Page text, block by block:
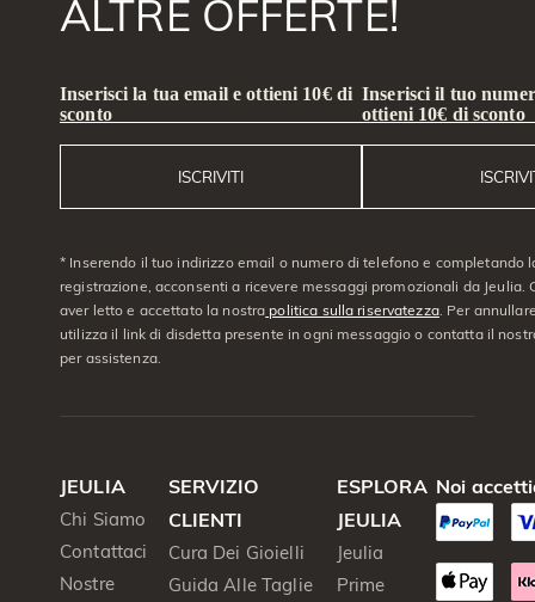
ALTRE OFFERTE!
Inserisci la tua email e ottieni 10€ di
sconto
ISCRIVITI
Inserisci il tuo
ottieni 10€ di sconto
* Inserendo il tuo indirizzo email o numero di telefono e completando
registrazione, acconsenti a ricevere messaggi promozionali da Jeulia.
aver letto e accettato la nostra politica sulla riservatezza. Per
utilizza il link di disdetta presente in ogni messaggio o contatta il
per assistenza.
JEULIA
Chi Siamo
Contattaci
Nostre
SERVIZIO
CLIENTI
Cura Dei Gioielli
Guida Alle Taglie
ESPLORA
JEULIA
Jeulia
Prime
Noi